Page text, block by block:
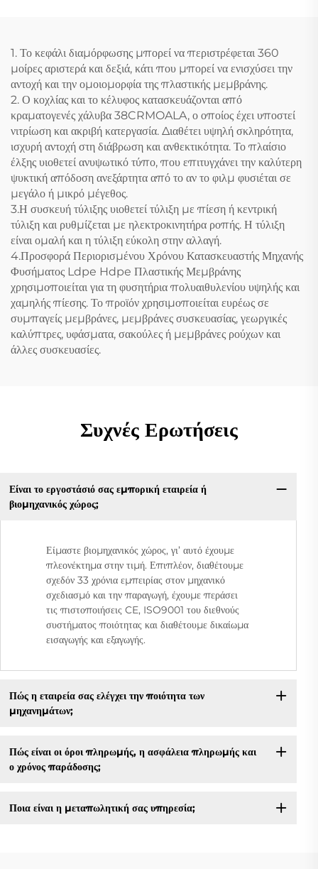
1. Το κεφάλι διαμόρφωσης μπορεί να περιστρέφεται 360
μοίρες αριστερά και δεξιά, κάτι που μπορεί να ενισχύσει την
αντοχή και την ομοιομορφία της πλαστικής μεμβράνης.
2. Ο κοχλίας και το κέλυφος κατασκευάζονται από
κραματογενές χάλυβα 38CRMOALA, ο οποίος έχει υποστεί
νιτρίωση και ακριβή κατεργασία. Διαθέτει υψηλή σκληρότητα,
ισχυρή αντοχή στη διάβρωση και ανθεκτικότητα. Το πλαίσιο
έλξης υιοθετεί ανυψωτικό τύπο, που επιτυγχάνει την καλύτερη
ψυκτική απόδοση ανεξάρτητα από το αν το φιλμ φυσιέται σε
μεγάλο ή μικρό μέγεθος.
3.Η συσκευή τύλιξης υιοθετεί τύλιξη με πίεση ή κεντρική
τύλιξη και ρυθμίζεται με ηλεκτροκινητήρα ροπής. Η τύλιξη
είναι ομαλή και η τύλιξη εύκολη στην αλλαγή.
4.Προσφορά Περιορισμένου Χρόνου Κατασκευαστής Μηχανής
Φυσήματος Ldpe Hdpe Πλαστικής Μεμβράνης
χρησιμοποιείται για τη φυσητήρια πολυαιθυλενίου υψηλής και
χαμηλής πίεσης. Το προϊόν χρησιμοποιείται ευρέως σε
συμπαγείς μεμβράνες, μεμβράνες συσκευασίας, γεωργικές
καλύπτρες, υφάσματα, σακούλες ή μεμβράνες ρούχων και
άλλες συσκευασίες.
Συχνές Ερωτήσεις
Είναι το εργοστάσιό σας εμπορική εταιρεία ή
βιομηχανικός χώρος;
Είμαστε βιομηχανικός χώρος, γι’ αυτό έχουμε
πλεονέκτημα στην τιμή. Επιπλέον, διαθέτουμε
σχεδόν 33 χρόνια εμπειρίας στον μηχανικό
σχεδιασμό και την παραγωγή, έχουμε περάσει
τις πιστοποιήσεις CE, ISO9001 του διεθνούς
συστήματος ποιότητας και διαθέτουμε δικαίωμα
εισαγωγής και εξαγωγής.
Πώς η εταιρεία σας ελέγχει την ποιότητα των
μηχανημάτων;
Πώς είναι οι όροι πληρωμής, η ασφάλεια πληρωμής και
ο χρόνος παράδοσης;
Ποια είναι η μεταπωλητική σας υπηρεσία;